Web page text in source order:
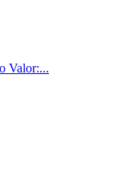
Valor:...